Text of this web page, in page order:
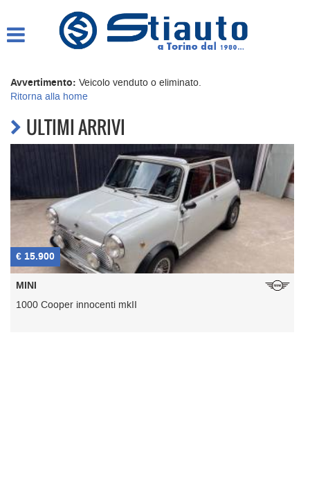
LISTA VEICOLI
COMPRO AUTO SUBITO
GARANZIA 12 MESI
CONTATTI E ORARI
Avvertimento: Veicolo venduto o eliminato.
Ritorna alla home
ULTIMI ARRIVI
€ 15.900
MINI
1000 Cooper innocenti mkII